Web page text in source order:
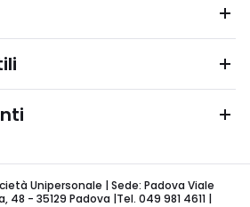
Unipersonale | Sede: Padova Viale
- 35129 Padova |Tel. 049 981 4611 |